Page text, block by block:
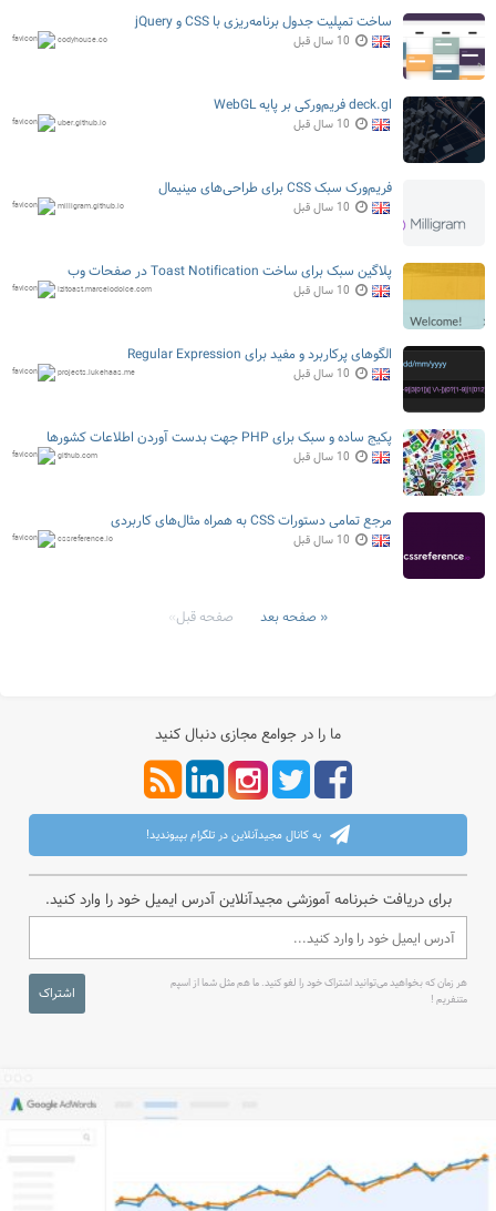
ساخت تمپلیت جدول برنامه‌ریزی با CSS و jQuery
codyhouse.co 10 سال قبل
deck.gl فریم‌ورکی بر پایه WebGL
uber.github.io 10 سال قبل
فریم‌ورک سبک CSS برای طراحی‌های مینیمال
milligram.github.io 10 سال قبل
پلاگین سبک برای ساخت Toast Notification در صفحات وب
izitoast.marcelodolce.com 10 سال قبل
الگوهای پرکاربرد و مفید برای Regular Expression
projects.lukehaas.me 10 سال قبل
پکیج ساده و سبک برای PHP جهت بدست آوردن اطلاعات کشورها
github.com 10 سال قبل
مرجع تمامی دستورات CSS به همراه مثال‌های کاربردی
cssreference.io 10 سال قبل
صفحه قبل صفحه بعد
ما را در جوامع مجازی دنبال کنید
به کانال مجیدآنلاین در تلگرام بپیوندید!
برای دریافت خبرنامه آموزشی مجیدآنلاین آدرس ایمیل خود را وارد کنید.
هر زمان که بخواهید می‌توانید اشتراک خود را لغو کنید. ما هم مثل شما از اسپم
متنفریم !
اشتراک